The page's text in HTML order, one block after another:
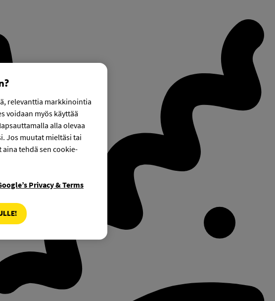
relevanttia markkinointia
voidaan myös käyttää
alla olevaa
Jos muutat mieltäsi tai
tehdä sen cookie-
Privacy & Terms